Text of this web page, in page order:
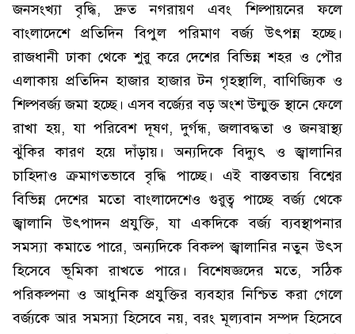
জনসংখ্যা বৃদ্ধি, দ্রুত নগরায়ণ এবং শিল্পায়নের ফলে
বাংলাদেশে প্রতিদিন বিপুল পরিমাণ বর্জ্য উৎপন্ন হচ্ছে।
রাজধানী ঢাকা থেকে শুরু করে দেশের বিভিন্ন শহর ও পৌর
এলাকায় প্রতিদিন হাজার হাজার টন গৃহস্থালি, বাণিজ্যিক ও
শিল্পবর্জ্য জমা হচ্ছে। এসব বর্জ্যের বড় অংশ উন্মুক্ত স্থানে ফেলে
রাখা হয়, যা পরিবেশ দূষণ, দুর্গন্ধ, জলাবদ্ধতা ও জনস্বাস্থ্য
ঝুঁকির কারণ হয়ে দাঁড়ায়। অন্যদিকে বিদ্যুৎ ও জ্বালানির
চাহিদাও ক্রমাগতভাবে বৃদ্ধি পাচ্ছে। এই বাস্তবতায় বিশ্বের
বিভিন্ন দেশের মতো বাংলাদেশেও গুরুত্ব পাচ্ছে বর্জ্য থেকে
জ্বালানি উৎপাদন প্রযুক্তি, যা একদিকে বর্জ্য ব্যবস্থাপনার
সমস্যা কমাতে পারে, অন্যদিকে বিকল্প জ্বালানির নতুন উৎস
হিসেবে ভূমিকা রাখতে পারে। বিশেষজ্ঞদের মতে, সঠিক
পরিকল্পনা ও আধুনিক প্রযুক্তির ব্যবহার নিশ্চিত করা গেলে
বর্জ্যকে আর সমস্যা হিসেবে নয়, বরং মূল্যবান সম্পদ হিসেবে